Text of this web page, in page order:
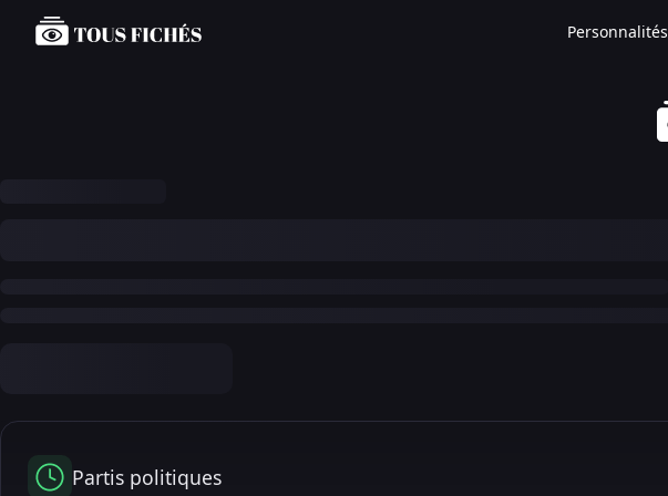
Personnalités
Partis politiques